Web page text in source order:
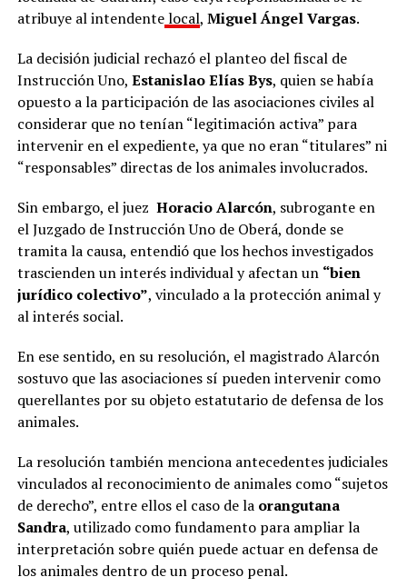
atribuye al intendentelocal, Miguel Ángel Vargas.
La decisión judicial rechazó el planteo del fiscal de
Instrucción Uno, Estanislao Elías Bys, quien se había
opuesto a la participación de las asociaciones civiles al
considerar que no tenían “legitimación activa” para
intervenir en el expediente, ya que no eran “titulares” ni
“responsables” directas de los animales involucrados.
Sin embargo, el juez Horacio Alarcón, subrogante en
el Juzgado de Instrucción Uno de Oberá, donde se
tramita la causa, entendió que los hechos investigados
trascienden un interés individual y afectan un “bien
jurídico colectivo”, vinculado a la protección animal y
al interés social.
En ese sentido, en su resolución, el magistrado Alarcón
sostuvo que las asociaciones sí pueden intervenir como
querellantes por su objeto estatutario de defensa de los
animales.
La resolución también menciona antecedentes judiciales
vinculados al reconocimiento de animales como “sujetos
de derecho”, entre ellos el caso de la orangutana
Sandra, utilizado como fundamento para ampliar la
interpretación sobre quién puede actuar en defensa de
los animales dentro de un proceso penal.